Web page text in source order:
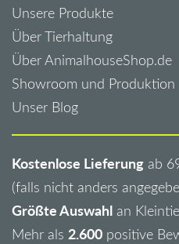
Unsere Produkte
Über Tierhaltung
Über AnimalhouseShop.de
Showroom und Produktion
Unser Blog
Kostenlose Lieferung ab
(falls nicht anders
Größte Auswahl an
Mehr als 2.600 positive